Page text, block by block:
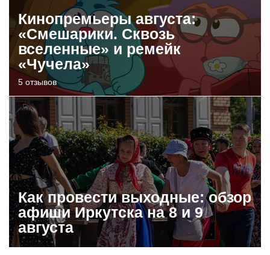
Кинопремьеры августа:
«Смешарики. Сквозь
вселенные» и ремейк
«Чучела»
5 отзывов
Как провести выходные: обзор
афиши Иркутска на 8 и 9
августа